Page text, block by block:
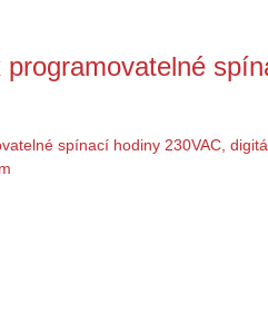
programovatelné